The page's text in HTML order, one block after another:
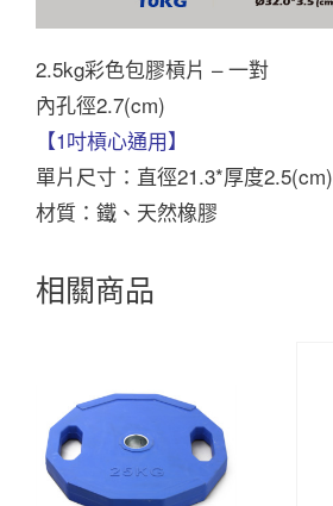
2.5kg彩色包膠槓片 – 一對
內孔徑2.7(cm)
【1吋槓心通用】
單片尺寸：直徑21.3*厚度2.5(cm)
材質：鐵、天然橡膠
相關商品